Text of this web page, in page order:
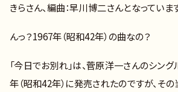
きらさん、編曲：早川博二さんとなっていま
んっ？1967年（昭和42年）の曲なの？
「今日でお別れ」は、菅原洋一さんのシン
年（昭和42年）に発売されたのですが、そ